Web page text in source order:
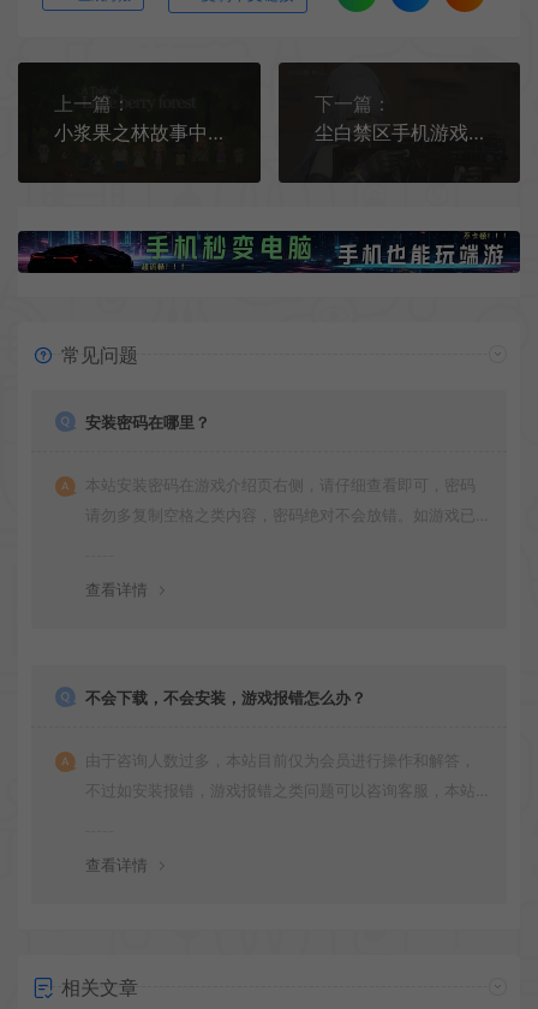
上一篇：
小浆果之林故事中文手机版[Android][v1.43]
下一篇：
尘白禁区手机游戏[CN][v2.3.0.92]
常见问题
安装密码在哪里？
本站安装密码在游戏介绍页右侧，请仔细查看即可，密码
请勿多复制空格之类内容，密码绝对不会放错。如游戏已
查看详情
不会下载，不会安装，游戏报错怎么办？
由于咨询人数过多，本站目前仅为会员进行操作和解答，
不过如安装报错，游戏报错之类问题可以咨询客服，本站
查看详情
相关文章